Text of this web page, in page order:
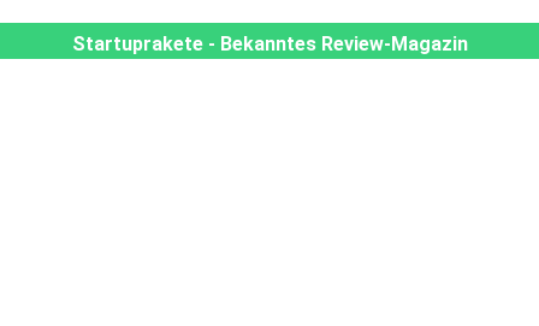
Startuprakete - Bekanntes Review-Magazin